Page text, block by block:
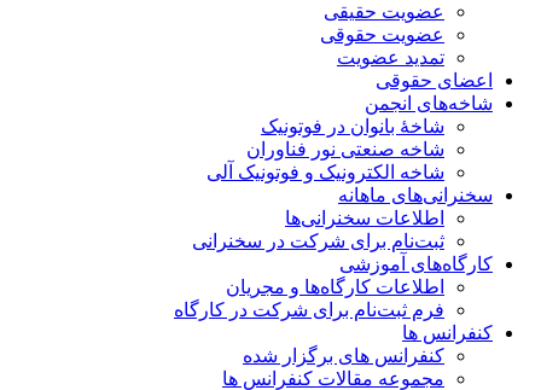
عضویت حقیقی
عضویت حقوقی
تمدید عضویت
اعضای حقوقی
شاخه‌های انجمن
شاخۀ بانوان در فوتونیک
شاخه صنعتی نور فناوران
شاخه‌ الکترونیک و فوتونیک آلی
سخنرانی‌های ماهانه
اطلاعات سخنرانی‌‌ها
ثبت‌نام برای شرکت در سخنرانی
کارگاه‌های آموزشی
اطلاعات کارگاه‌ها و مجریان
فرم ثبت‌نام برای شرکت در کارگاه
کنفرانس ها
کنفرانس های برگزار شده
مجموعه مقالات کنفرانس ها